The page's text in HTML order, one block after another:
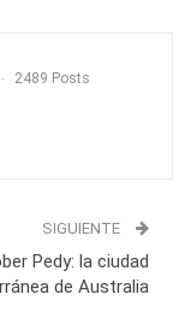
2489 Posts
SIGUIENTE
Pedy: la ciudad
de Australia